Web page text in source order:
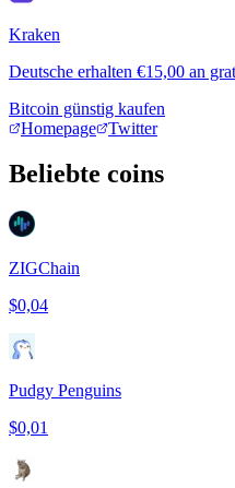
Kraken
Deutsche erhalten €15,00 an
Bitcoin günstig kaufen
Homepage
Twitter
Beliebte coins
ZIGChain
$0,04
Pudgy Penguins
$0,01